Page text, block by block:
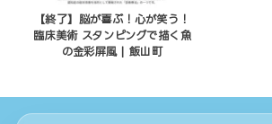
【終了】脳が喜ぶ！心が笑う！
臨床美術 スタンピングで描く魚
の金彩屏風 | 飯山町